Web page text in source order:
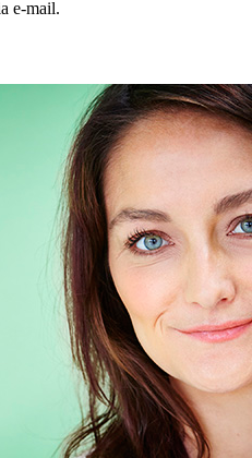
e-mail.